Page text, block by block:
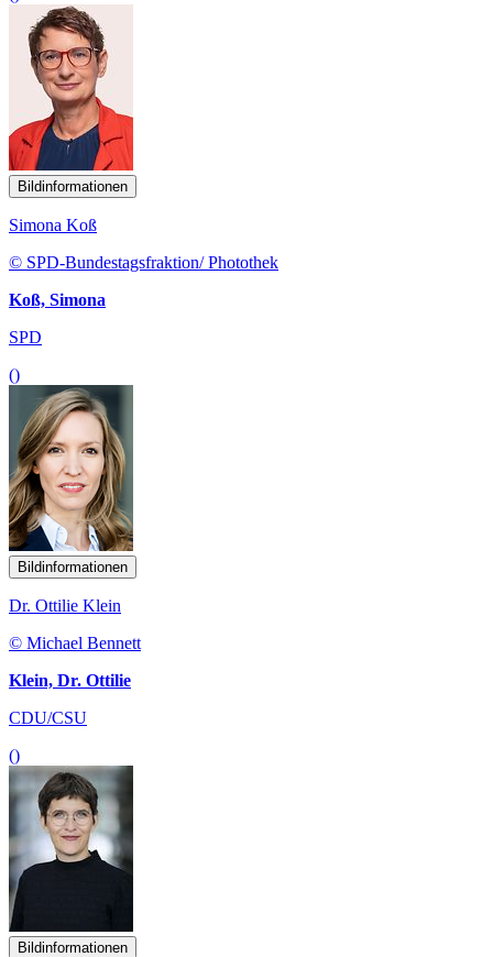
Bildinformationen
Simona Koß
© SPD-Bundestagsfraktion/ Photothek
Koß, Simona
SPD
()
Bildinformationen
Dr. Ottilie Klein
© Michael Bennett
Klein, Dr. Ottilie
CDU/CSU
()
Bildinformationen